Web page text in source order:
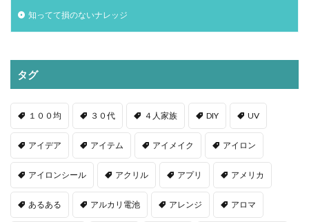
知ってて損のないナレッジ
タグ
１００均 ３０代 ４人家族 DIY UV
アイデア アイテム アイメイク アイロン
アイロンシール アクリル アプリ アメリカ
あるある アルカリ電池 アレンジ アロマ